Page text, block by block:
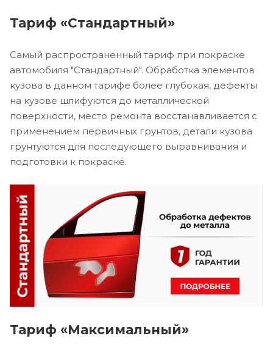
Тариф «Стандартный»
Самый распространенный тариф при покраске
автомобиля "Стандартный". Обработка элементов
кузова в данном тарифе более глубокая, дефекты
на кузове шлифуются до металлической
поверхности, место ремонта восстанавливается с
применением первичных грунтов, детали кузова
грунтуются для последующего выравнивания и
подготовки к покраске.
Тариф «Максимальный»